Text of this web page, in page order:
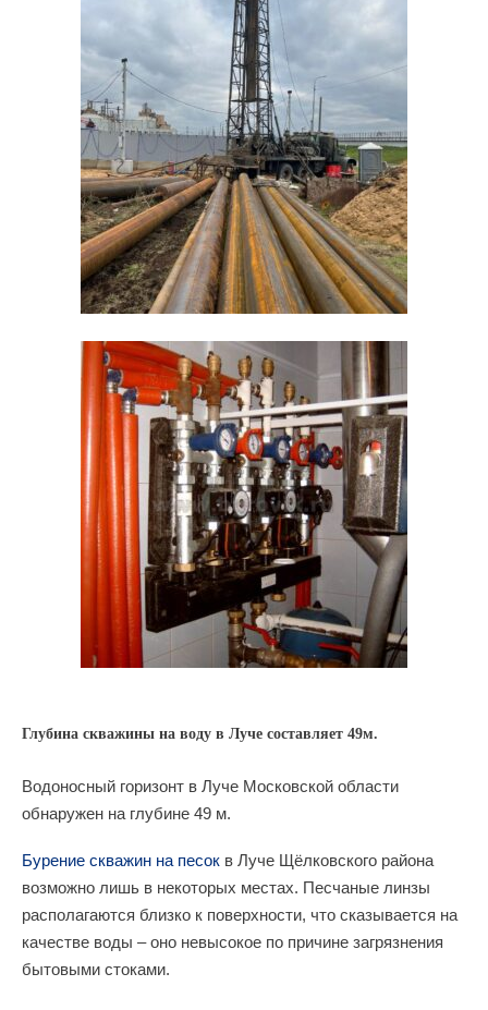
Глубина скважины на воду в Луче составляет 49м.
Водоносный горизонт в Луче Московской области
обнаружен на глубине 49 м.
Бурение скважин на песок в Луче Щёлковского района
возможно лишь в некоторых местах. Песчаные линзы
располагаются близко к поверхности, что сказывается на
качестве воды – оно невысокое по причине загрязнения
бытовыми стоками.